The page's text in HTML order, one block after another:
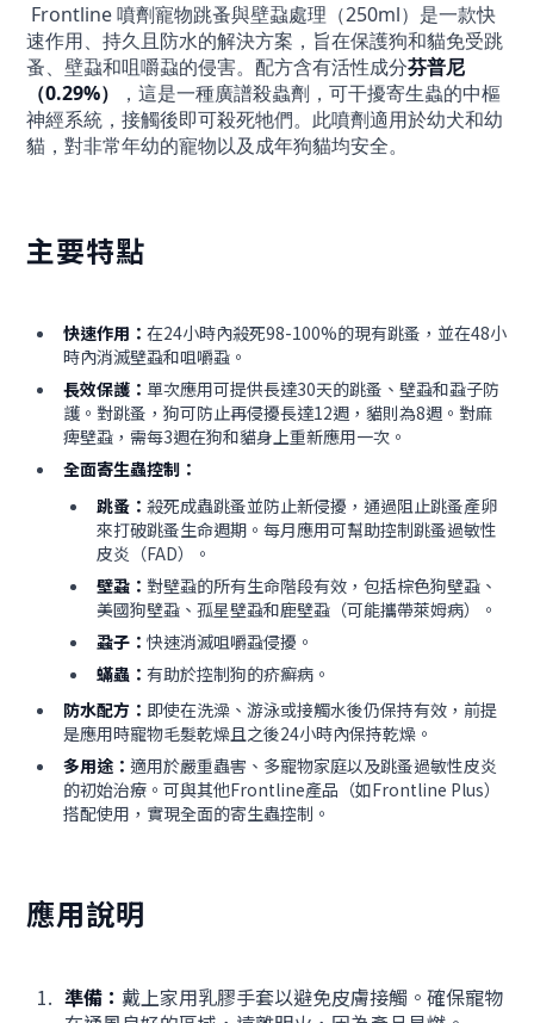
Frontline 噴劑寵物跳蚤與壁蝨處理（250ml）是一款快
速作用、持久且防水的解決方案，旨在保護狗和貓免受跳
蚤、壁蝨和咀嚼蝨的侵害。配方含有活性成分芬普尼
（0.29%）
，這是一種廣譜殺蟲劑，可干擾寄生蟲的中樞
神經系統，接觸後即可殺死牠們。此噴劑適用於幼犬和幼
貓，對非常年幼的寵物以及成年狗貓均安全。
主要特點
快速作用：在24小時內殺死98-100%的現有跳蚤，並在48小
時內消滅壁蝨和咀嚼蝨。
長效保護：單次應用可提供長達30天的跳蚤、壁蝨和蝨子防
護。對跳蚤，狗可防止再侵擾長達12週，貓則為8週。對麻
痺壁蝨，需每3週在狗和貓身上重新應用一次。
全面寄生蟲控制：
跳蚤：殺死成蟲跳蚤並防止新侵擾，通過阻止跳蚤產卵
來打破跳蚤生命週期。每月應用可幫助控制跳蚤過敏性
皮炎（FAD）。
壁蝨： 對壁蝨的所有生命階段有效，包括棕色狗壁蝨、
美國狗壁蝨、孤星壁蝨和鹿壁蝨（可能攜帶萊姆病）。
蝨子：快速消滅咀嚼蝨侵擾。
蟎蟲：有助於控制狗的疥癬病。
防水配方： 即使在洗澡、游泳或接觸水後仍保持有效，前提
是應用時寵物毛髮乾燥且之後24小時內保持乾燥。
多用途：適用於嚴重蟲害、多寵物家庭以及跳蚤過敏性皮炎
的初始治療。可與其他Frontline產品（如Frontline Plus）
搭配使用，實現全面的寄生蟲控制。
應用說明
準備： 戴上家用乳膠手套以避免皮膚接觸。確保寵物